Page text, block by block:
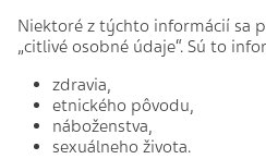
Niektoré z týchto informácií sa
„citlivé osobné údaje“. Sú to
zdravia,
etnického pôvodu,
náboženstva,
sexuálneho života.